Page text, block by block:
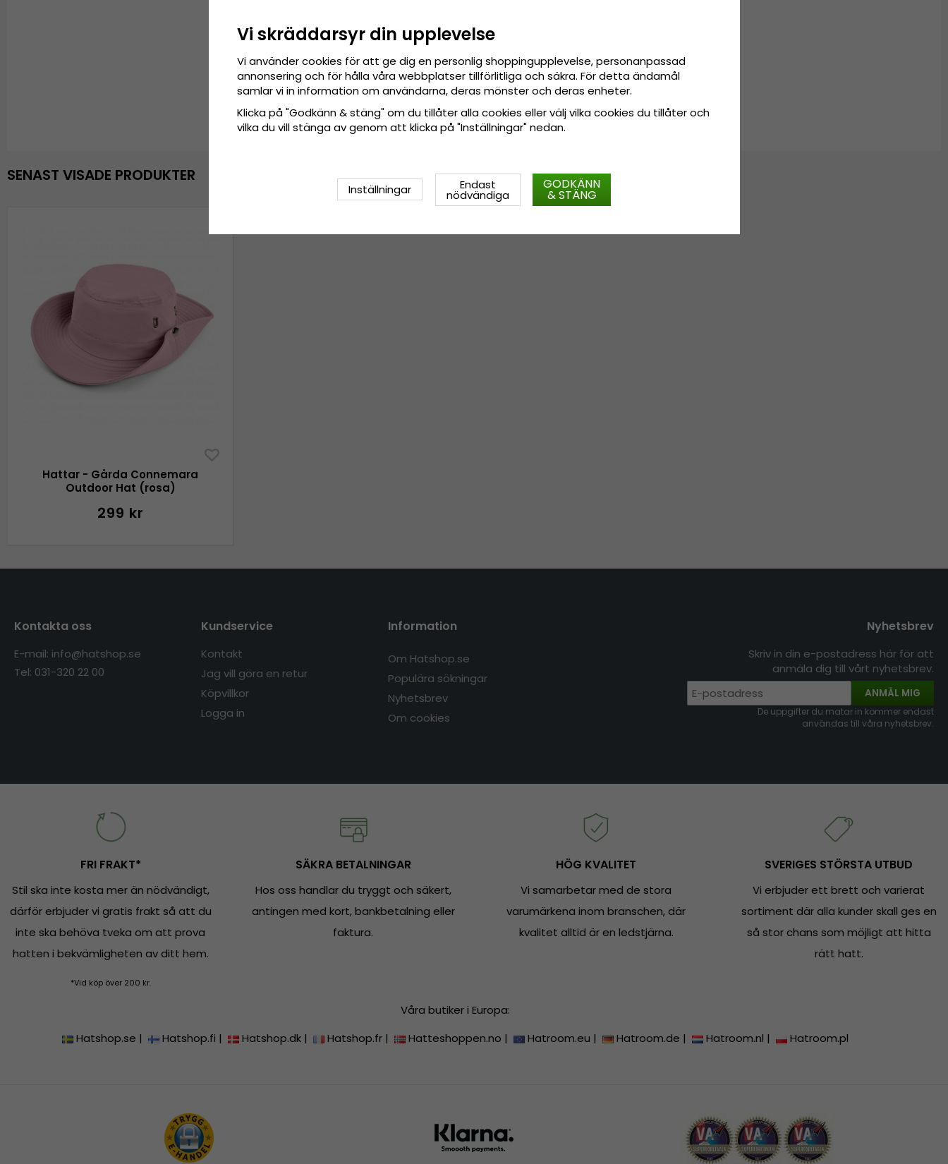
Storleksguide: 55 cm - 59 cm (ONE SIZE)
SENAST VISADE PRODUKTER
Hattar - Gårda Connemara
Outdoor Hat (rosa)
299 kr
Kontakta oss
E-mail: info@hatshop.se
Tel: 031-320 22 00
Kundservice
Kontakt
Jag vill göra en retur
Köpvillkor
Logga in
Information
Om Hatshop.se
Populära sökningar
Nyhetsbrev
Om cookies
Nyhetsbrev
Skriv in din e-postadress här för att
anmäla dig till vårt nyhetsbrev.
ANMÄL MIG
De uppgifter du matar in kommer endast
användas till våra nyhetsbrev.
FRI FRAKT*
Stil ska inte kosta mer än nödvändigt,
därför erbjuder vi gratis frakt så att du
inte ska behöva tveka om att prova
hatten i bekvämligheten av ditt hem.
*Vid köp över 200 kr.
SÄKRA BETALNINGAR
Hos oss handlar du tryggt och säkert,
antingen med kort, bankbetalning eller
faktura.
HÖG KVALITET
Vi samarbetar med de stora
varumärkena inom branschen, där
kvalitet alltid är en ledstjärna.
SVERIGES STÖRSTA UTBUD
Vi erbjuder ett brett och varierat
sortiment där alla kunder skall ges en
så stor chans som möjligt att hitta
rätt hatt.
Våra butiker i Europa:
Hatshop.se | Hatshop.fi | Hatshop.dk | Hatshop.fr | Hatteshoppen.no | Hatroom.eu | Hatroom.de | Hatroom.nl | Hatroom.pl
Vi skräddarsyr din upplevelse
Vi använder cookies för att ge dig en personlig shoppingupplevelse, personanpassad
annonsering och för hålla våra webbplatser tillförlitliga och säkra. För detta ändamål
samlar vi in information om användarna, deras mönster och deras enheter.
Klicka på "Godkänn & stäng" om du tillåter alla cookies eller välj vilka cookies du tillåter och
vilka du vill stänga av genom att klicka på "Inställningar" nedan.
Inställningar Endast
nödvändiga
GODKÄNN
& STÄNG